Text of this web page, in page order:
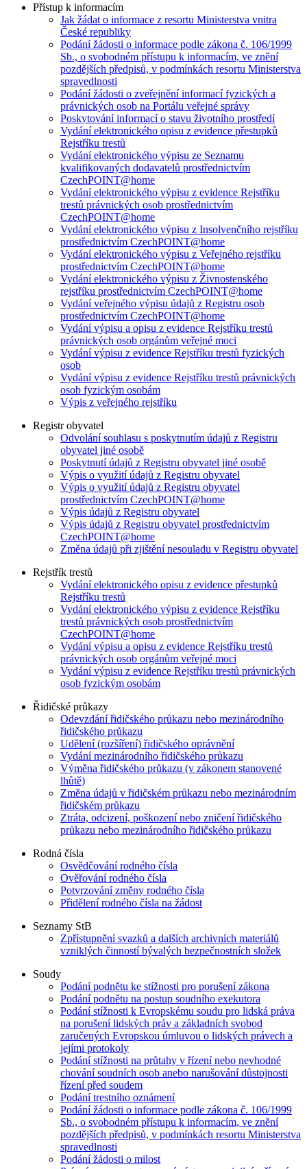
Přístup k informacím
Jak žádat o informace z resortu Ministerstva vnitra
České republiky
Podání žádosti o informace podle zákona č. 106/1999
Sb., o svobodném přístupu k informacím, ve znění
pozdějších předpisů, v podmínkách resortu Ministerstva
spravedlnosti
Podání žádosti o zveřejnění informací fyzických a
právnických osob na Portálu veřejné správy
Poskytování informací o stavu životního prostředí
Vydání elektronického opisu z evidence přestupků
Rejstříku trestů
Vydání elektronického výpisu ze Seznamu
kvalifikovaných dodavatelů prostřednictvím
CzechPOINT@home
Vydání elektronického výpisu z evidence Rejstříku
trestů právnických osob prostřednictvím
CzechPOINT@home
Vydání elektronického výpisu z Insolvenčního rejstříku
prostřednictvím CzechPOINT@home
Vydání elektronického výpisu z Veřejného rejstříku
prostřednictvím CzechPOINT@home
Vydání elektronického výpisu z Živnostenského
rejstříku prostřednictvím CzechPOINT@home
Vydání veřejného výpisu údajů z Registru osob
prostřednictvím CzechPOINT@home
Vydání výpisu a opisu z evidence Rejstříku trestů
právnických osob orgánům veřejné moci
Vydání výpisu z evidence Rejstříku trestů fyzických
osob
Vydání výpisu z evidence Rejstříku trestů právnických
osob fyzickým osobám
Výpis z veřejného rejstříku
Registr obyvatel
Odvolání souhlasu s poskytnutím údajů z Registru
obyvatel jiné osobě
Poskytnutí údajů z Registru obyvatel jiné osobě
Výpis o využití údajů z Registru obyvatel
Výpis o využití údajů z Registru obyvatel
prostřednictvím CzechPOINT@home
Výpis údajů z Registru obyvatel
Výpis údajů z Registru obyvatel prostřednictvím
CzechPOINT@home
Změna údajů při zjištění nesouladu v Registru obyvatel
Rejstřík trestů
Vydání elektronického opisu z evidence přestupků
Rejstříku trestů
Vydání elektronického výpisu z evidence Rejstříku
trestů právnických osob prostřednictvím
CzechPOINT@home
Vydání výpisu a opisu z evidence Rejstříku trestů
právnických osob orgánům veřejné moci
Vydání výpisu z evidence Rejstříku trestů právnických
osob fyzickým osobám
Řidičské průkazy
Odevzdání řidičského průkazu nebo mezinárodního
řidičského průkazu
Udělení (rozšíření) řidičského oprávnění
Vydání mezinárodního řidičského průkazu
Výměna řidičského průkazu (v zákonem stanovené
lhůtě)
Změna údajů v řidičském průkazu nebo mezinárodním
řidičském průkazu
Ztráta, odcizení, poškození nebo zničení řidičského
průkazu nebo mezinárodního řidičského průkazu
Rodná čísla
Osvědčování rodného čísla
Ověřování rodného čísla
Potvrzování změny rodného čísla
Přidělení rodného čísla na žádost
Seznamy StB
Zpřístupnění svazků a dalších archivních materiálů
vzniklých činností bývalých bezpečnostních složek
Soudy
Podání podnětu ke stížnosti pro porušení zákona
Podání podnětu na postup soudního exekutora
Podání stížnosti k Evropskému soudu pro lidská práva
na porušení lidských práv a základních svobod
zaručených Evropskou úmluvou o lidských právech a
jejími protokoly
Podání stížnosti na průtahy v řízení nebo nevhodné
chování soudních osob anebo narušování důstojnosti
řízení před soudem
Podání trestního oznámení
Podání žádosti o informace podle zákona č. 106/1999
Sb., o svobodném přístupu k informacím, ve znění
pozdějších předpisů, v podmínkách resortu Ministerstva
spravedlnosti
Podání žádosti o milost